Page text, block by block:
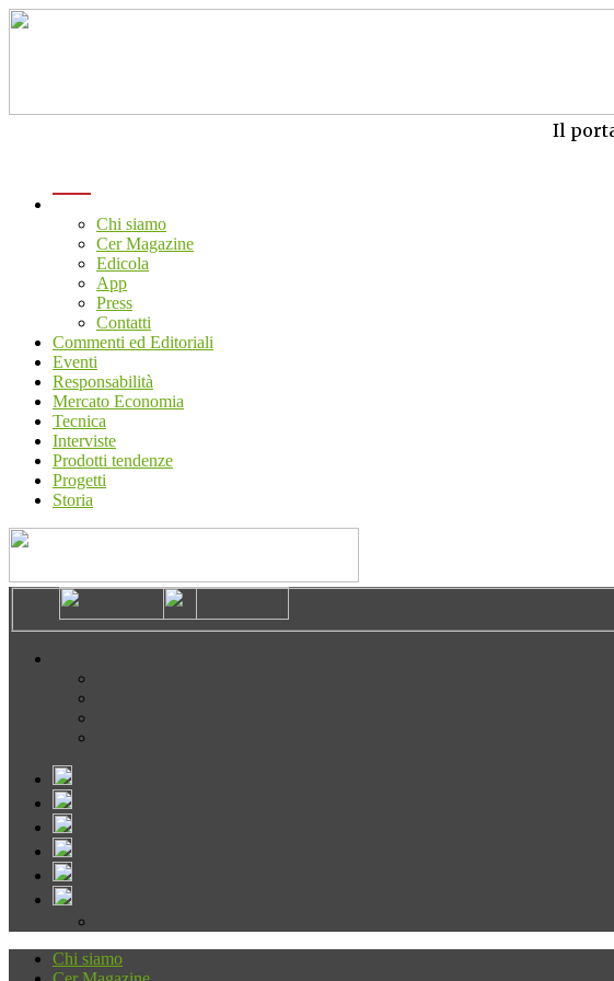
Il
Chi siamo
Cer Magazine
Edicola
App
Press
Contatti
Commenti ed Editoriali
Eventi
Responsabilità
Mercato Economia
Tecnica
Interviste
Prodotti tendenze
Progetti
Storia
Chi siamo